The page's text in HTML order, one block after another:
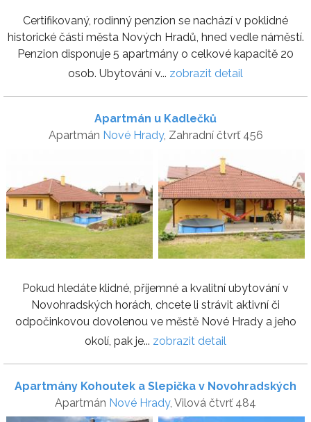
Certifikovaný, rodinný penzion se nachází v poklidné
historické části města Nových Hradů, hned vedle náměstí.
Penzion disponuje 5 apartmány o celkové kapacitě 20
osob. Ubytování v... zobrazit detail
Apartmán u Kadlečků
Apartmán Nové Hrady, Zahradní čtvrť 456
Pokud hledáte klidné, příjemné a kvalitní ubytování v
Novohradských horách, chcete li strávit aktivní či
odpočinkovou dovolenou ve městě Nové Hrady a jeho
okolí, pak je... zobrazit detail
Apartmány Kohoutek a Slepička v Novohradských
horách
Apartmán Nové Hrady, Vilová čtvrť 484